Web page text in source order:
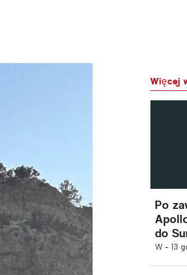
Więcej
Po
do
W - 13